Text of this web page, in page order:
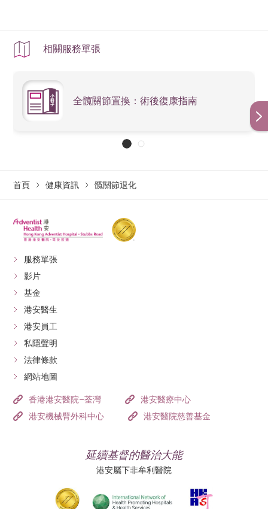
相關服務單張
全髖關節置換：術後復康指南
首頁 健康資訊 髖關節退化
服務單張
影片
基金
港安醫生
港安員工
私隱聲明
法律條款
網站地圖
香港港安醫院–荃灣
港安醫療中心
港安機械臂外科中心
港安醫院慈善基金
延續基督的醫治大能
港安屬下非牟利醫院